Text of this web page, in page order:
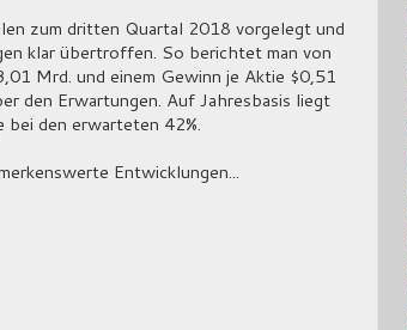
zum dritten Quartal 2018 vorgelegt und
klar übertroffen. So berichtet man von
Mrd. und einem Gewinn je Aktie $0,51
den Erwartungen. Auf Jahresbasis liegt
den erwarteten 42%.
Entwicklungen...